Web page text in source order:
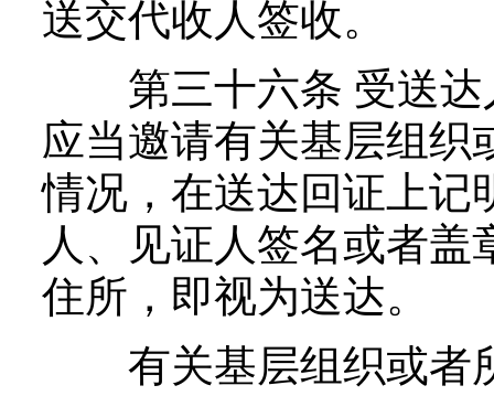
送交代收人签收。
第三十六条 受送达
应当邀请有关基层组织
情况，在送达回证上记
人、见证人签名或者
住所，即视为送达。
有关基层组织或者